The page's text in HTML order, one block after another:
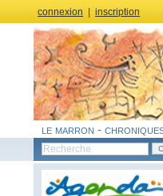
connexion inscription
le marron -